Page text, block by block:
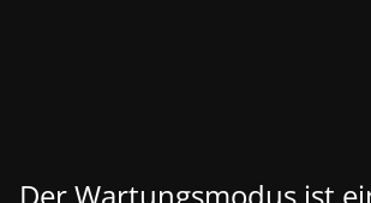
Der Wartungsmodus ist